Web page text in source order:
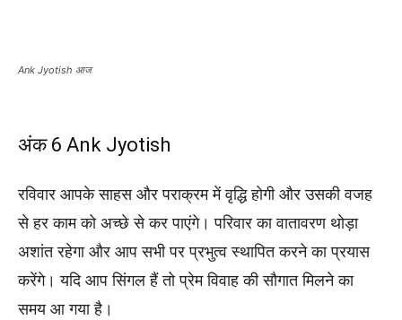
Ank Jyotish आज
अंक 6 Ank Jyotish
रविवार आपके साहस और पराक्रम में वृद्धि होगी और उसकी वजह
से हर काम को अच्छे से कर पाएंगे। परिवार का वातावरण थोड़ा
अशांत रहेगा और आप सभी पर प्रभुत्व स्थापित करने का प्रयास
करेंगे। यदि आप सिंगल हैं तो प्रेम विवाह की सौगात मिलने का
समय आ गया है।